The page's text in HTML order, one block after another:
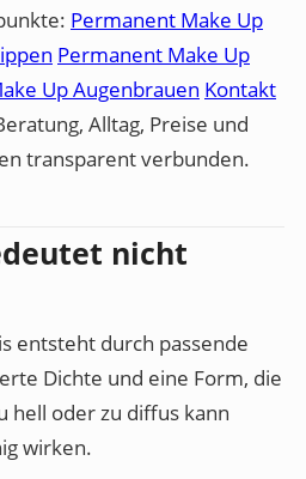
Permanent Make Up
Permanent Make Up
Up Augenbrauen Kontakt
Alltag, Preise und
transparent verbunden.
nicht
entsteht durch passende
Dichte und eine Form, die
hell oder zu diffus kann
wirken.